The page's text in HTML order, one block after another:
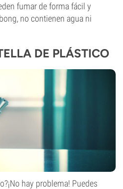
fumar de forma fácil y
no contienen agua ni
DE PLÁSTICO
hay problema! Puedes